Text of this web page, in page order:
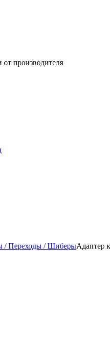
производителя
/ Переходы / ШиберыАдаптер